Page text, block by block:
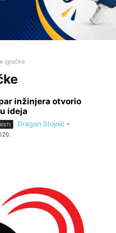
igračke
inžinjera otvorio
ideja
Dragan Stojnić -